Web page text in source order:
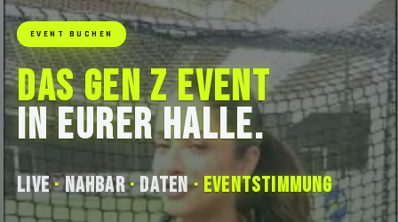
EVENT BUCHEN
DAS GEN Z EVENT
IN EURER HALLE.
LIVE·NAHBAR·DATEN· EVENTSTIMMUNG